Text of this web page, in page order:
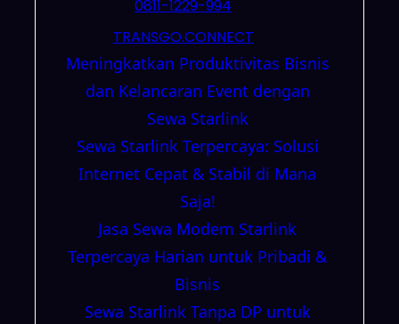
0811-1229-994
TRANSGO.CONNECT
Meningkatkan Produktivitas Bisnis
dan Kelancaran Event dengan
Sewa Starlink
Sewa Starlink Terpercaya: Solusi
Internet Cepat & Stabil di Mana
Saja!
Jasa Sewa Modem Starlink
Terpercaya Harian untuk Pribadi &
Bisnis
Sewa Starlink Tanpa DP untuk